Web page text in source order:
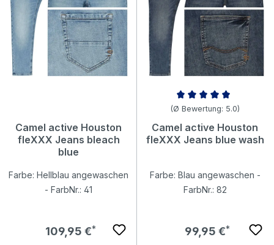
Camel active Houston
fleXXX Jeans bleach
blue
Farbe: Hellblau angewaschen
- FarbNr.: 41
Regulärer Preis:
109,95 €
Durchschnittliche Bewertung
(Ø Bewertung: 5.0)
Camel active Houston
fleXXX Jeans blue wash
Farbe: Blau angewaschen -
FarbNr.: 82
Regulärer Preis:
99,95 €